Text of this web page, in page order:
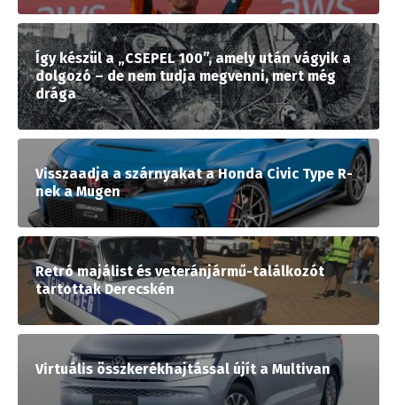
Így készül a „CSEPEL 100”, amely után vágyik a
dolgozó – de nem tudja megvenni, mert még
drága
Visszaadja a szárnyakat a Honda Civic Type R-
nek a Mugen
Retró majálist és veteránjármű-találkozót
tartottak Derecskén
Virtuális összkerékhajtással újít a Multivan